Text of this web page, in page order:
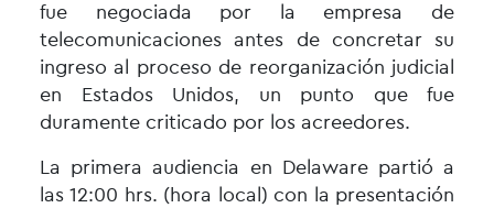
fue negociada por la empresa de
telecomunicaciones antes de concretar su
ingreso al proceso de reorganización judicial
en Estados Unidos, un punto que fue
duramente criticado por los acreedores.
La primera audiencia en Delaware partió a
las 12:00 hrs. (hora local) con la presentación